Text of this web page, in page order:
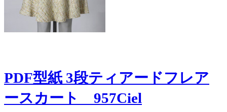
PDF型紙 3段ティアードフレア
ースカート 957Ciel